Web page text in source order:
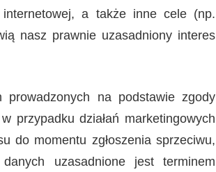
a także inne cele (np.
nasz prawnie uzasadniony interes
prowadzonych na podstawie zgody
przypadku działań marketingowych
do momentu zgłoszenia sprzeciwu,
uzasadnione jest terminem